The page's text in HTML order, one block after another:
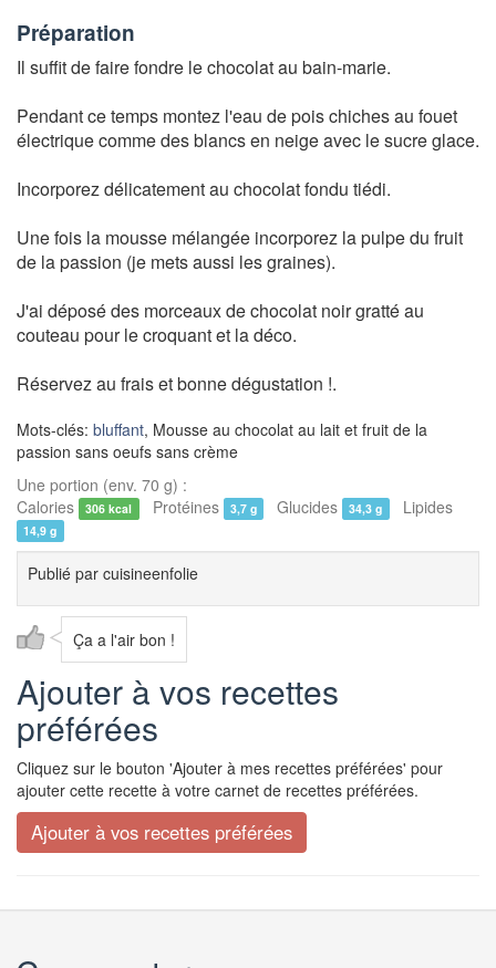
Préparation
Il suffit de faire fondre le chocolat au bain-marie.
Pendant ce temps montez l'eau de pois chiches au fouet
électrique comme des blancs en neige avec le sucre glace.
Incorporez délicatement au chocolat fondu tiédi.
Une fois la mousse mélangée incorporez la pulpe du fruit
de la passion (je mets aussi les graines).
J'ai déposé des morceaux de chocolat noir gratté au
couteau pour le croquant et la déco.
Réservez au frais et bonne dégustation !.
Mots-clés: bluffant, Mousse au chocolat au lait et fruit de la
passion sans oeufs sans crème
Une portion (env. 70 g) :
Calories
306 kcal Protéines 3,7 g Glucides 34,3 g Lipides
14,9 g
Publié par cuisineenfolie
Ça a l'air bon !
Ajouter à vos recettes
préférées
Cliquez sur le bouton 'Ajouter à mes recettes préférées' pour
ajouter cette recette à votre carnet de recettes préférées.